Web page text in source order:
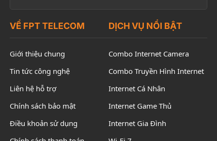
VỀ FPT TELECOM
Giới thiệu chung
Tin tức công nghệ
Liên hệ hỗ trợ
Chính sách bảo mật
Điều khoản sử dụng
DỊCH VỤ NỔI BẬT
Combo Internet Camera
Combo Truyền Hình Internet
Internet Cá Nhân
Internet Game Thủ
Internet Gia Đình